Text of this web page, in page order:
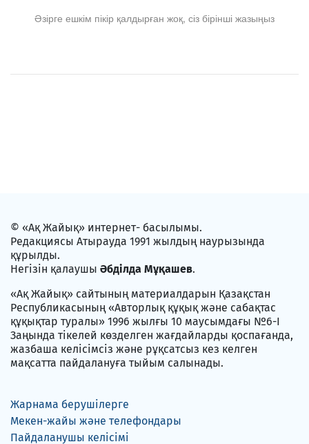
Әзірге ешкім пікір қалдырған жоқ, сіз бірінші жазыңыз
© «Ақ Жайық» интернет- басылымы.
Редакциясы Атырауда 1991 жылдың наурызында
құрылды.
Негізін қалаушы Әбділда Мұқашев.
«Ақ Жайық» сайтының материалдарын Қазақстан
Республикасының «Авторлық құқық және сабақтас
құқықтар туралы» 1996 жылғы 10 маусымдағы №6-I
Заңында тікелей көзделген жағдайларды қоспағанда,
жазбаша келісімсіз және рұқсатсыз кез келген
мақсатта пайдалануға тыйым салынады.
Жарнама берушілерге
Мекен-жайы және телефондары
Пайдаланушы келісімі